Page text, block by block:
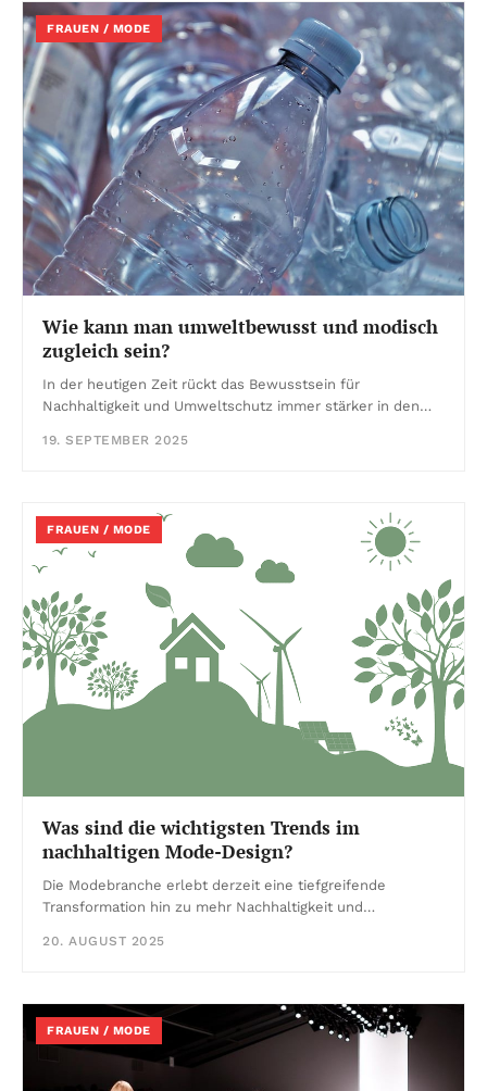
FRAUEN / MODE
Wie kann man umweltbewusst und modisch
zugleich sein?
In der heutigen Zeit rückt das Bewusstsein für
Nachhaltigkeit und Umweltschutz immer stärker in den…
19. SEPTEMBER 2025
FRAUEN / MODE
Was sind die wichtigsten Trends im
nachhaltigen Mode-Design?
Die Modebranche erlebt derzeit eine tiefgreifende
Transformation hin zu mehr Nachhaltigkeit und…
20. AUGUST 2025
FRAUEN / MODE